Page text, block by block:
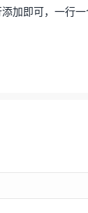
加即可，一行